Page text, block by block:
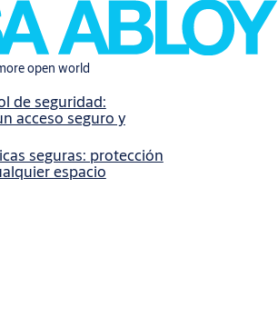
open world
de seguridad:
acceso seguro y
seguras: protección
espacio